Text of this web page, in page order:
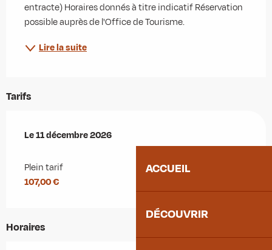
ACCUEIL
DÉCOUVRIR
entracte) Horaires donnés à titre indicatif Réservation
possible auprès de l'Office de Tourisme.
Lire la suite
Tarifs
Le11 décembre 2026
Le11 décembre 2026
Plein tarif
107,00 €
Horaires